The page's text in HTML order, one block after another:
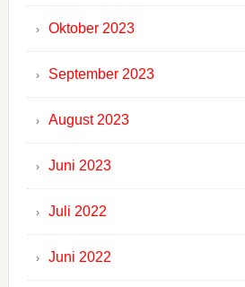
Oktober 2023
September 2023
August 2023
Juni 2023
Juli 2022
Juni 2022